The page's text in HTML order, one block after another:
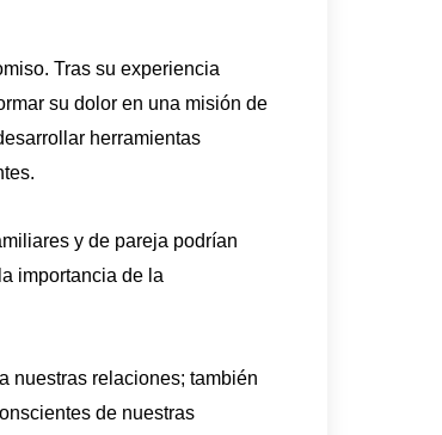
Tras su experiencia
su dolor en una misión de
herramientas
y de pareja podrían
importancia de la
nuestras relaciones; también
de nuestras